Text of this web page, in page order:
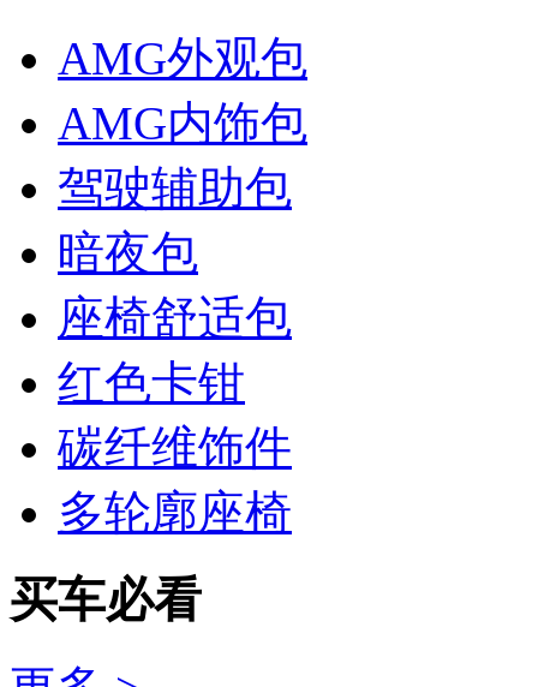
AMG外观包
AMG内饰包
驾驶辅助包
暗夜包
座椅舒适包
红色卡钳
碳纤维饰件
多轮廓座椅
买车必看